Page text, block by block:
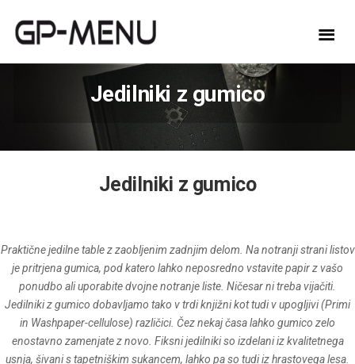
Jedilniki z gumico
Jedilniki z gumico
Praktične jedilne table z zaobljenim zadnjim delom. Na notranji strani listov
je pritrjena gumica, pod katero lahko neposredno vstavite papir z vašo
ponudbo ali uporabite dvojne notranje liste. Ničesar ni treba vijačiti.
Jedilniki z gumico dobavljamo tako v trdi knjižni kot tudi v upogljivi (Primi
in Washpaper-cellulose) različici. Čez nekaj časa lahko gumico zelo
enostavno zamenjate z novo. Fiksni jedilniki so izdelani iz kvalitetnega
usnja, šivani s tapetniškim sukancem, lahko pa so tudi iz hrastovega lesa.